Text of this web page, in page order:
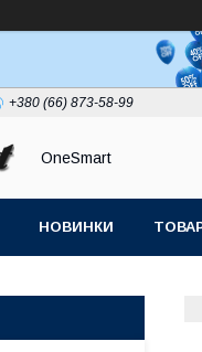
+380 (66) 873-58-99
OneSmart
НОВИНКИ